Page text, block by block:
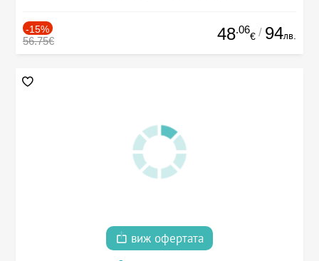
-15%
56.75€ 48.06
€ / 94лв.
виж офертата